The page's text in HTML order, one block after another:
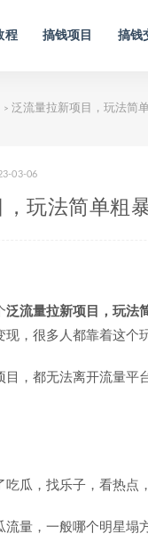
程 搞钱项目 搞钱
> 泛流量拉新项目，玩法简
03-06
玩法简单粗
泛流量拉新项目，玩法
，很多人都靠着这个
目，都无法离开流量平
瓜，找乐子，看热点
流量，一般哪个明星塌